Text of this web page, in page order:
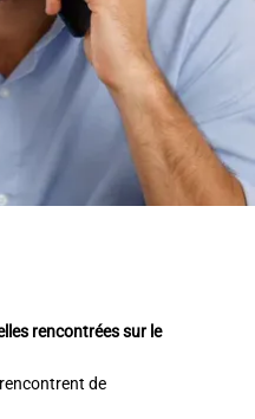
rencontrées sur le
de